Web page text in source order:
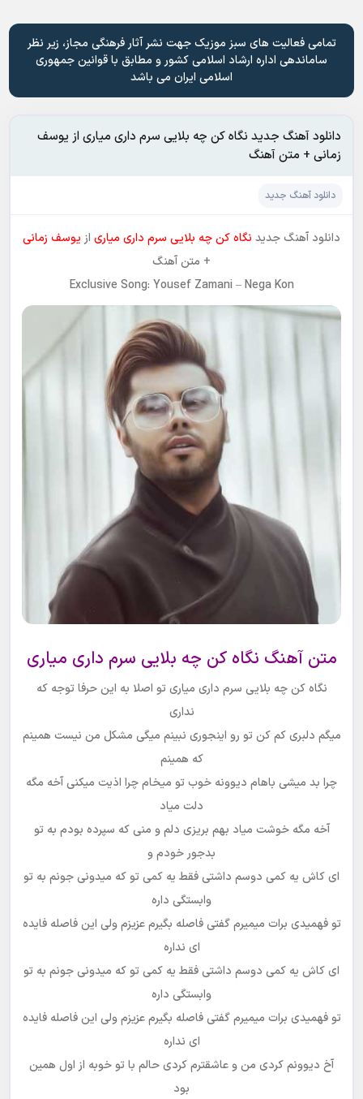
تمامی فعالیت های سبز موزیک جهت نشر آثار فرهنگی مجاز، زیر نظر
ساماندهی اداره ارشاد اسلامی کشور و مطابق با قوانین جمهوری
اسلامی ایران می باشد
دانلود آهنگ جدید نگاه کن چه بلایی سرم داری میاری از یوسف
زمانی + متن آهنگ
دانلود آهنگ جدید
دانلود آهنگ جدید نگاه کن چه بلایی سرم داری میاری از یوسف زمانی
+ متن آهنگ
Exclusive Song: Yousef Zamani – Nega Kon
متن آهنگ نگاه کن چه بلایی سرم داری میاری
نگاه کن چه بلایی سرم داری میاری تو اصلا به این حرفا توجه که
نداری
میگم دلبری کم کن تو رو اینجوری نبینم میگی مشکل من نیست همینم
که همینم
چرا بد میشی باهام دیوونه خوب تو میخام چرا اذیت میکنی آخه مگه
دلت میاد
آخه مگه خوشت میاد بهم بریزی دلم و منی که سپرده بودم به تو
بدجور خودم و
ای کاش یه کمی دوسم داشتی فقط یه کمی تو که میدونی جونم به تو
وابستگی داره
تو فهمیدی برات میمیرم گفتی فاصله بگیرم عزیزم ولی این فاصله فایده
ای نداره
ای کاش یه کمی دوسم داشتی فقط یه کمی تو که میدونی جونم به تو
وابستگی داره
تو فهمیدی برات میمیرم گفتی فاصله بگیرم عزیزم ولی این فاصله فایده
ای نداره
آخ دیوونم کردی من و عاشقترم کردی حالم با تو خوبه از اول همین
بود